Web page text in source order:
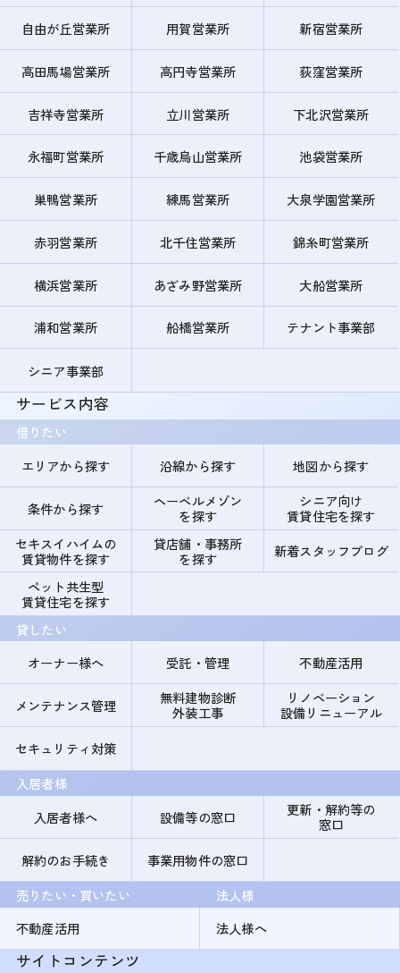
自由が丘営業所 用賀営業所 新宿営業所
高田馬場営業所 高円寺営業所 荻窪営業所
吉祥寺営業所 立川営業所 下北沢営業所
永福町営業所 千歳烏山営業所 池袋営業所
巣鴨営業所 練馬営業所 大泉学園営業所
赤羽営業所 北千住営業所 錦糸町営業所
横浜営業所 あざみ野営業所 大船営業所
浦和営業所 船橋営業所 テナント事業部
シニア事業部
サービス内容
借りたい
エリアから探す
沿線から探す 地図から探す
条件から探す
ヘーベルメゾン
を探す
シニア向け
賃貸住宅を探す
セキスイハイムの
賃貸物件を探す
貸店舗・事務所
を探す
新着スタッフブログ
ペット共生型
賃貸住宅を探す
貸したい
オーナー様へ
受託・管理 不動産活用
メンテナンス管理
無料建物診断
外装工事
リノベーション
設備リニューアル
セキュリティ対策
入居者様
入居者様へ
設備等の窓口
更新・解約等の
窓口
解約のお手続き
事業用物件の窓口
売りたい・買いたい
不動産活用
法人様
法人様へ
サイトコンテンツ